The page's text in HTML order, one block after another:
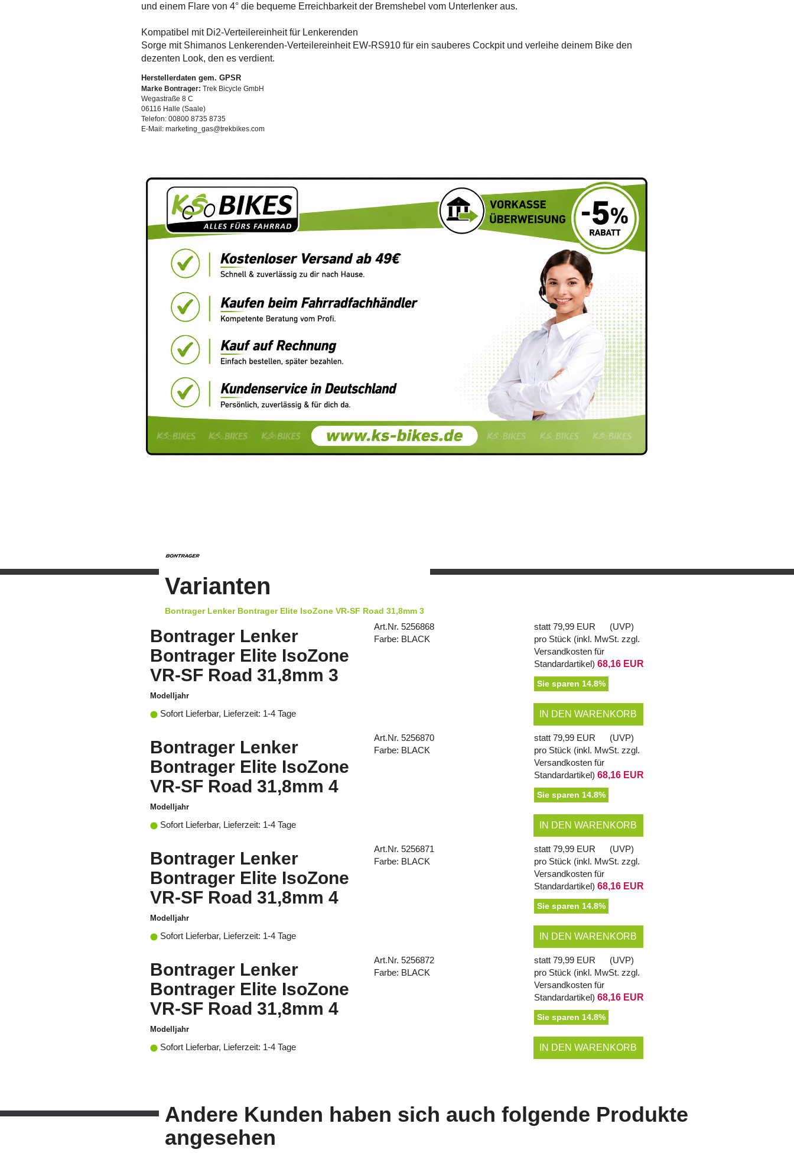
und einem Flare von 4° die bequeme Erreichbarkeit der Bremshebel vom Unterlenker aus.
Kompatibel mit Di2-Verteilereinheit für Lenkerenden
Sorge mit Shimanos Lenkerenden-Verteilereinheit EW-RS910 für ein sauberes Cockpit und verleihe deinem Bike den
dezenten Look, den es verdient.
Herstellerdaten gem. GPSR
Marke Bontrager: Trek Bicycle GmbH
Wegastraße 8 C
06116 Halle (Saale)
Telefon: 00800 8735 8735
E-Mail: marketing_gas@trekbikes.com
Varianten
Bontrager Lenker Bontrager Elite IsoZone VR-SF Road 31,8mm 3
Bontrager Lenker
Bontrager Elite IsoZone
VR-SF Road 31,8mm 3
Modelljahr
Sofort Lieferbar, Lieferzeit: 1-4 Tage
Art.Nr. 5256868
Farbe: BLACK
statt 79,99 EUR (UVP)
pro Stück (inkl. MwSt. zzgl.
Versandkosten für
Standardartikel) 68,16 EUR
Sie sparen 14.8%
IN DEN WARENKORB
Bontrager Lenker
Bontrager Elite IsoZone
VR-SF Road 31,8mm 4
Modelljahr
Sofort Lieferbar, Lieferzeit: 1-4 Tage
Art.Nr. 5256870
Farbe: BLACK
statt 79,99 EUR (UVP)
pro Stück (inkl. MwSt. zzgl.
Versandkosten für
Standardartikel) 68,16 EUR
Sie sparen 14.8%
IN DEN WARENKORB
Bontrager Lenker
Bontrager Elite IsoZone
VR-SF Road 31,8mm 4
Modelljahr
Sofort Lieferbar, Lieferzeit: 1-4 Tage
Art.Nr. 5256871
Farbe: BLACK
statt 79,99 EUR (UVP)
pro Stück (inkl. MwSt. zzgl.
Versandkosten für
Standardartikel) 68,16 EUR
Sie sparen 14.8%
IN DEN WARENKORB
Bontrager Lenker
Bontrager Elite IsoZone
VR-SF Road 31,8mm 4
Modelljahr
Sofort Lieferbar, Lieferzeit: 1-4 Tage
Art.Nr. 5256872
Farbe: BLACK
statt 79,99 EUR (UVP)
pro Stück (inkl. MwSt. zzgl.
Versandkosten für
Standardartikel) 68,16 EUR
Sie sparen 14.8%
IN DEN WARENKORB
Andere Kunden haben sich auch folgende Produkte
angesehen